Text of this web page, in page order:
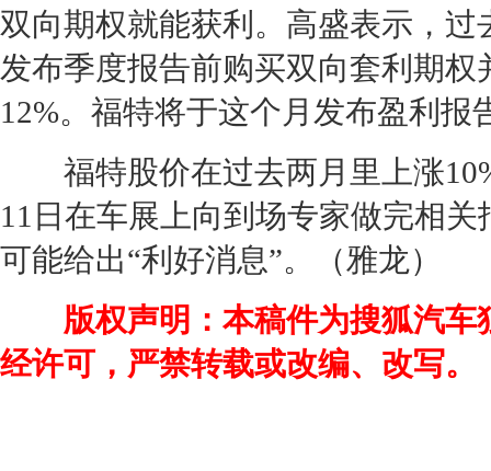
双向期权就能获利。高盛表示，
发布季度报告前购买双向套利期
12%。 福特将于这个月发布盈利报
福特股价在过去两月里上涨
11日在车展上向到场专家做完相
可能给出“利好消息”。（雅龙）
版权声明：本稿件为搜狐汽车
经许可，严禁转载或改编、改写。